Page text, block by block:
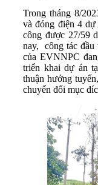
Trong tháng 8/
và đóng điện 4
công được 27/59
nay, công tác đầu
của EVNNPC
triển khai dự án
thuận hướng
chuyển đổi mục